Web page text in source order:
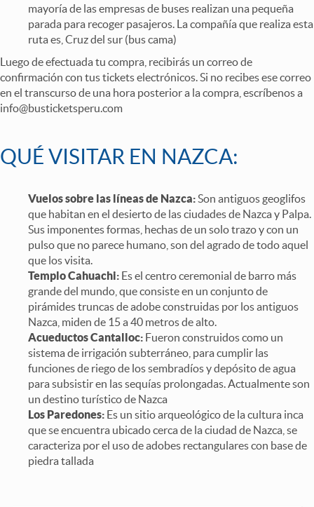
mayoría de las empresas de buses realizan una pequeña
parada para recoger pasajeros. La compañía que realiza esta
ruta es, Cruz del sur (bus cama)
Luego de efectuada tu compra, recibirás un correo de
confirmación con tus tickets electrónicos. Si no recibes ese correo
en el transcurso de una hora posterior a la compra, escríbenos a
info@busticketsperu.com
QUÉ VISITAR EN NAZCA:
Vuelos sobre las líneas de Nazca:Son antiguos geoglifos
que habitan en el desierto de las ciudades de Nazca y Palpa.
Sus imponentes formas, hechas de un solo trazo y con un
pulso que no parece humano, son del agrado de todo aquel
que los visita.
Templo Cahuachi: Es el centro ceremonial de barro más
grande del mundo, que consiste en un conjunto de
pirámides truncas de adobe construidas por los antiguos
Nazca, miden de 15 a 40 metros de alto.
Acueductos Cantalloc: Fueron construidos como un
sistema de irrigación subterráneo, para cumplir las
funciones de riego de los sembradíos y depósito de agua
para subsistir en las sequías prolongadas. Actualmente son
un destino turístico de Nazca
Los Paredones: Es un sitio arqueológico de la cultura inca
que se encuentra ubicado cerca de la ciudad de Nazca, se
caracteriza por el uso de adobes rectangulares con base de
piedra tallada